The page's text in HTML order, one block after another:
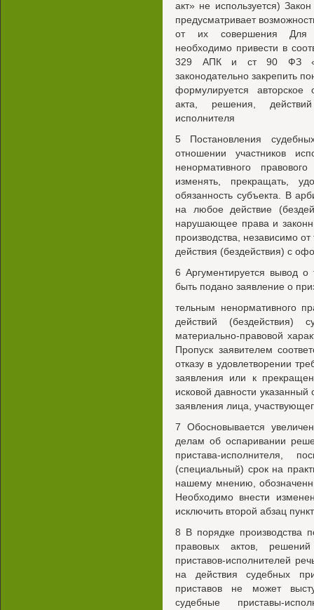
акт» не используется)
предусматривает
от их совершения Для
необходимо привести в
329 АПК и ст 90 ФЗ «Об
законодательно закрепить
формулируется авторское
акта, решения,
исполнителя
5 Постановления
отношении участников
ненормативного
изменять, прекращать,
обязанность субъекта. В
на любое действие
нарушающее права и
производства, независимо
действия (бездействия) с
6 Аргументируется вывод
быть подано заявление о
тельным ненормативного
действий (бездействия)
материально-правовой
Пропуск заявителем
отказу в удовлетворении
заявления или к
исковой давности
заявления лица,
7 Обосновывается
делам об оспаривании
пристава-исполнителя,
(специальный) срок на
нашему мнению,
Необходимо внести
исключить второй абзац
8 В порядке производства
правовых актов,
приставов-исполнителей
на действия судебных
приставов не может
судебные приставы-